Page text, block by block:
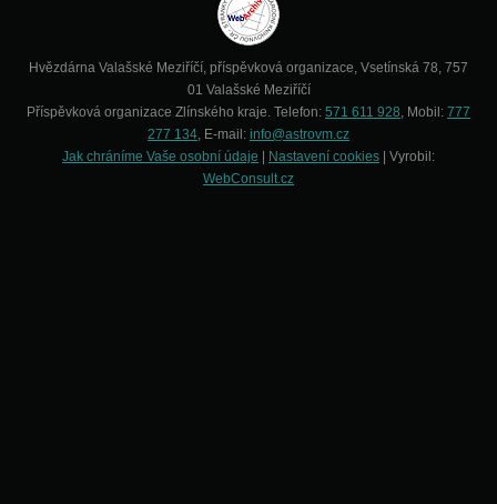
Hvězdárna Valašské Meziříčí, příspěvková organizace, Vsetínská 78, 757
01 Valašské Meziříčí
Příspěvková organizace Zlínského kraje. Telefon: 571 611 928, Mobil: 777
277 134, E-mail: info@astrovm.cz
Jak chráníme Vaše osobní údaje | Nastavení cookies | Vyrobil:
WebConsult.cz